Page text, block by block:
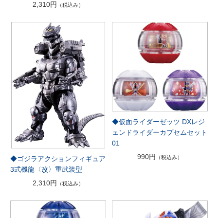
2,310円
（税込み）
◆ゴジラアクションフィギュア
3式機龍〈改〉重武装型
2,310円
（税込み）
◆仮面ライダーゼッツ DXレジ
ェンドライダーカプセムセット
01
990円
（税込み）